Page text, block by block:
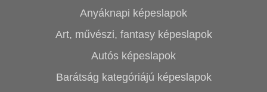
Anyáknapi képeslapok
Art, művészi, fantasy képeslapok
Autós képeslapok
Barátság kategóriájú képeslapok